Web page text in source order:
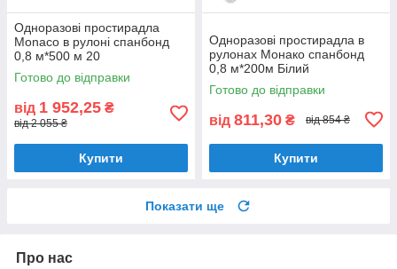
Одноразові простирадла
Monaco в рулоні спанбонд
0,8 м*500 м 20
Готово до відправки
від 1 952,25 ₴
від 2 055 ₴
Купити
Одноразові простирадла в
рулонах Монако спанбонд
0,8 м*200м Білий
Готово до відправки
від 811,30 ₴ від 854 ₴
Купити
Показати ще
Про нас